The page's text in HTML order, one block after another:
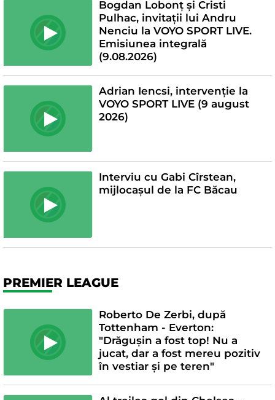
Bogdan Lobonț și Cristi
Pulhac, invitații lui Andru
Nenciu la VOYO SPORT LIVE.
Emisiunea integrală
(9.08.2026)
Adrian Iencsi, intervenție la
VOYO SPORT LIVE (9 august
2026)
Interviu cu Gabi Cîrstean,
mijlocașul de la FC Băcau
PREMIER LEAGUE
Roberto De Zerbi, după
Tottenham - Everton:
"Drăgușin a fost top! Nu a
jucat, dar a fost mereu pozitiv
în vestiar și pe teren"